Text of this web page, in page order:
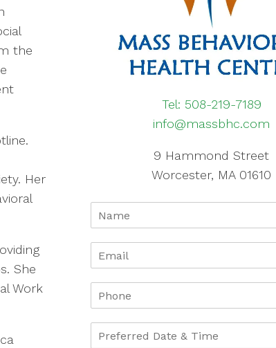
the
Her
She
Work
Tel: 508-219-7189
info@massbhc.com
9 Hammond Street
Worcester, MA 01610